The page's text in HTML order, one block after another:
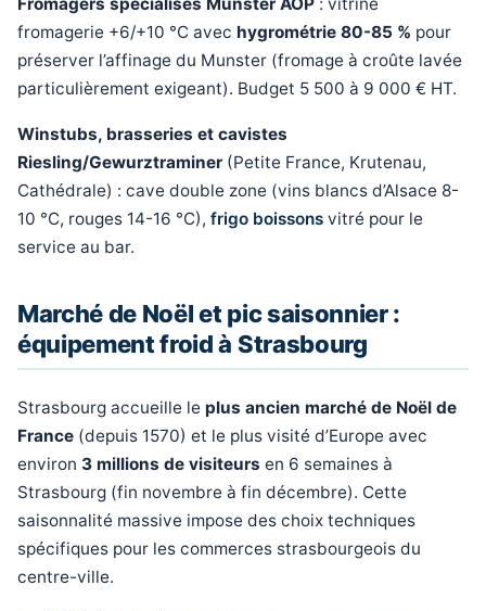
fromagerie +6/+10 °C avec hygrométrie 80-85 % pour
préserver l’affinage du Munster (fromage à croûte lavée
particulièrement exigeant). Budget 5 500 à 9 000 € HT.
Winstubs, brasseries et cavistes
Riesling/Gewurztraminer (Petite France, Krutenau,
Cathédrale) : cave double zone (vins blancs d’Alsace 8-
10 °C, rouges 14-16 °C), frigo boissons vitré pour le
service au bar.
Marché de Noël et pic saisonnier :
équipement froid à Strasbourg
Strasbourg accueille le plus ancien marché de Noël de
France (depuis 1570) et le plus visité d’Europe avec
environ 3 millions de visiteurs en 6 semaines à
Strasbourg (fin novembre à fin décembre). Cette
saisonnalité massive impose des choix techniques
spécifiques pour les commerces strasbourgeois du
centre-ville.